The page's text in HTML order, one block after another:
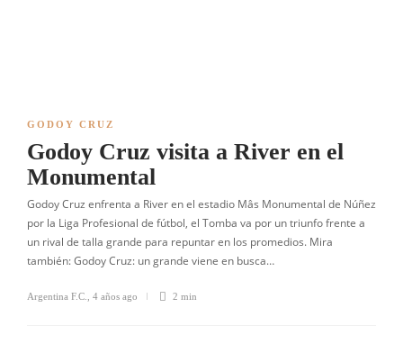
GODOY CRUZ
Godoy Cruz visita a River en el
Monumental
Godoy Cruz enfrenta a River en el estadio Mâs Monumental de Núñez
por la Liga Profesional de fútbol, el Tomba va por un triunfo frente a
un rival de talla grande para repuntar en los promedios. Mira
también: Godoy Cruz: un grande viene en busca…
Argentina F.C. 4 años ago 2 min